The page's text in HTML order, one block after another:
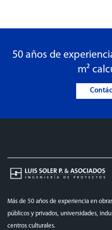
50 años de
m²
Más de 50 años de experiencia en
públicos y privados, universidades,
centros culturales.